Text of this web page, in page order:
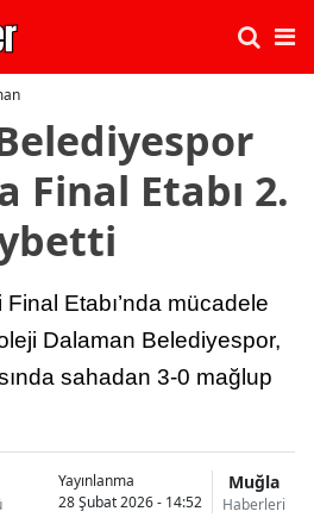
Final Etabı 2.
Etabı’nda mücadele
Dalaman Belediyespor,
sahadan 3-0 mağlup
Yayınlanma
28 Şubat 2026 - 14:52
Muğla
Haberleri